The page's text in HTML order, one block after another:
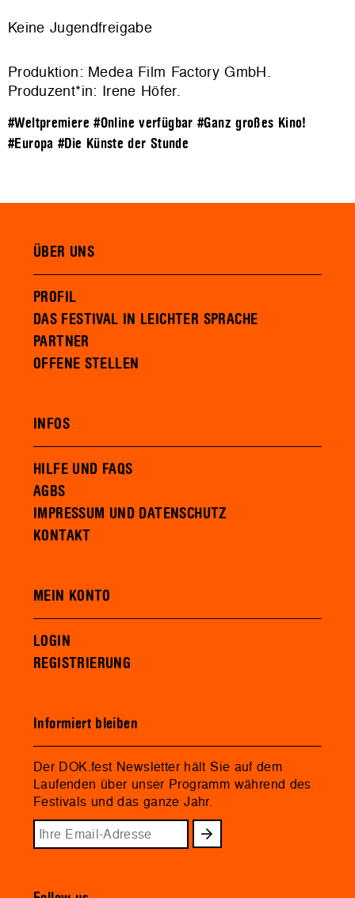
Keine Jugendfreigabe
Produktion: Medea Film Factory GmbH.
Produzent*in: Irene Höfer.
#Weltpremiere #Online verfügbar #Ganz großes Kino!
#Europa #Die Künste der Stunde
ÜBER UNS
PROFIL
DAS FESTIVAL IN LEICHTER SPRACHE
PARTNER
OFFENE STELLEN
INFOS
HILFE UND FAQS
AGBS
IMPRESSUM UND DATENSCHUTZ
KONTAKT
MEIN KONTO
LOGIN
REGISTRIERUNG
Informiert bleiben
Der DOK.fest Newsletter hält Sie auf dem
Laufenden über unser Programm während des
Festivals und das ganze Jahr.